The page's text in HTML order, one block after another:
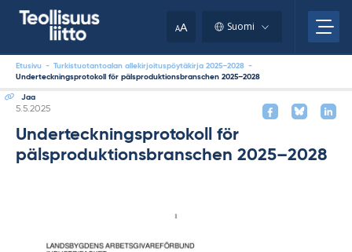
AA Suomi
Etusivu - Turkistuotantoalan allekirjoituspöytäkirja 2025–2028 -
Underteckningsprotokoll för pälsproduktionsbranschen 2025–2028
Jaa
Kirjoitettu
5.5.2025
Underteckningsprotokoll för
pälsproduktionsbranschen 2025–2028
clipboard.)